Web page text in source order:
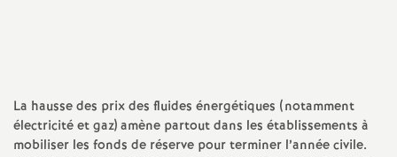
i
La hausse des prix des fluides énergétiques (notamment
électricité et gaz) amène partout dans les établissements à
mobiliser les fonds de réserve pour terminer l’année civile.